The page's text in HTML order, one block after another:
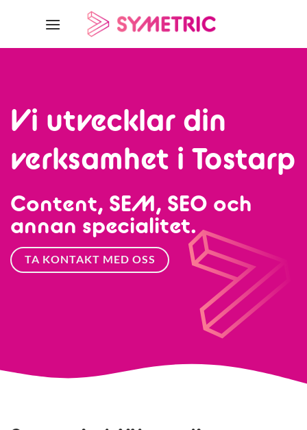
Vi utvecklar din
verksamhet i Tostarp
Content, SEM, SEO och
annan specialitet.
TA KONTAKT MED OSS